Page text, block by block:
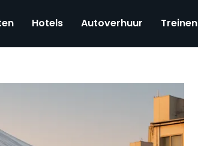
Hotels Autoverhuur Treinen